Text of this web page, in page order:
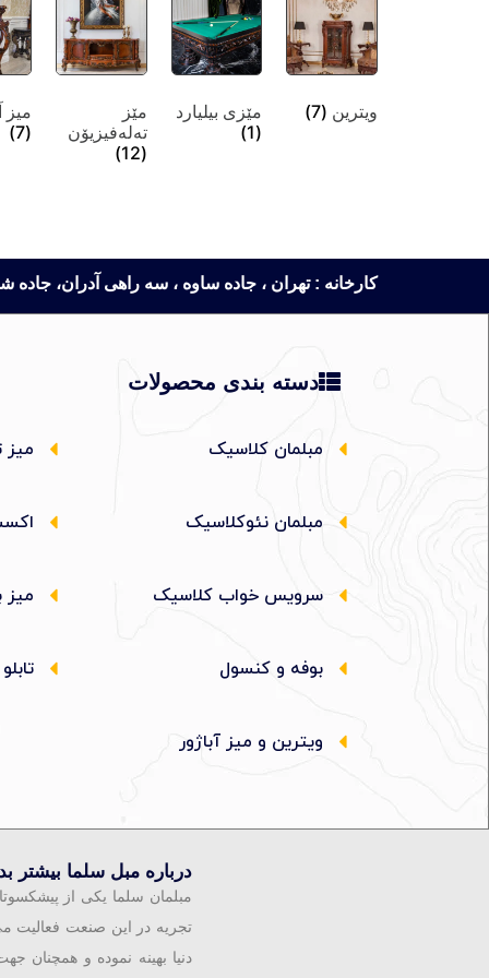
ویترین (7)
مێزی بیلیارد
(1)
مێز
تەلەفیزیۆن
(12)
میز
(7)
کارخانه : تهران ، جاده ساوه ، سه راهی آدران، جاده شهریار،
دسته بندی محصولات
مبلمان کلاسیک
مبلمان نئوکلاسیک
سرویس خواب کلاسیک
بوفه و کنسول
ویترین و میز آباژور
میز
میز
تابلو
درباره مبل سلما بیشتر
مبلمان سلما یکی از
تجریه در این صنعت فعالیت
دنیا بهینه نموده و